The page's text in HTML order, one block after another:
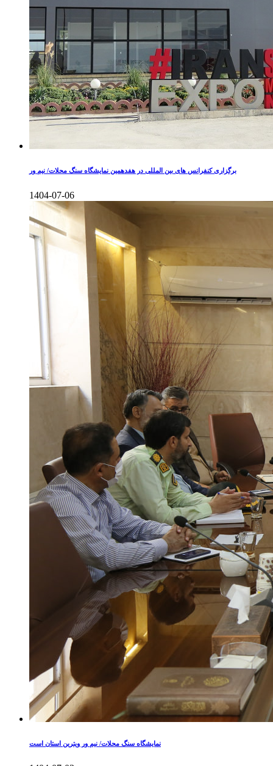
برگزاری کنفرانس های بین المللی در هفدهمین نمایشگاه سنگ محلات/ نیم ور
1404-07-06
نمایشگاه سنگ محلات/ نیم ور ویترین استان است